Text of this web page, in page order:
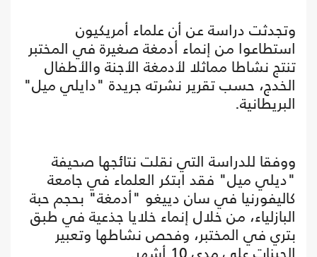
وتجدثت دراسة عن أن علماء أمريكيون
استطاعوا من إنماء أدمغة صغيرة في المختبر
تنتج نشاطا مماثلا لأدمغة الأجنة والأطفال
الخدج، حسب تقرير نشرته جريدة "دايلي ميل"
البريطانية.
ووفقا للدراسة التي نقلت نتائجها صحيفة
"ديلي ميل" فقد ابتكر العلماء في جامعة
كاليفورنيا في سان دييغو "أدمغة" بحجم حبة
البازلياء، من خلال إنماء خلايا جذعية في طبق
بتري في المختبر، وفحص نشاطها وتعبير